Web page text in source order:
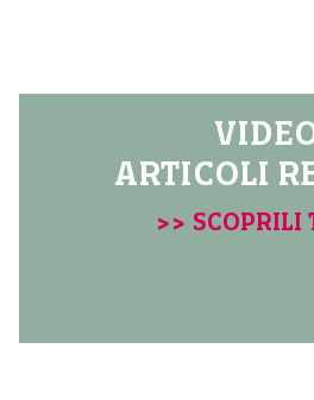
ARTICOLI
>> SCOPRILI